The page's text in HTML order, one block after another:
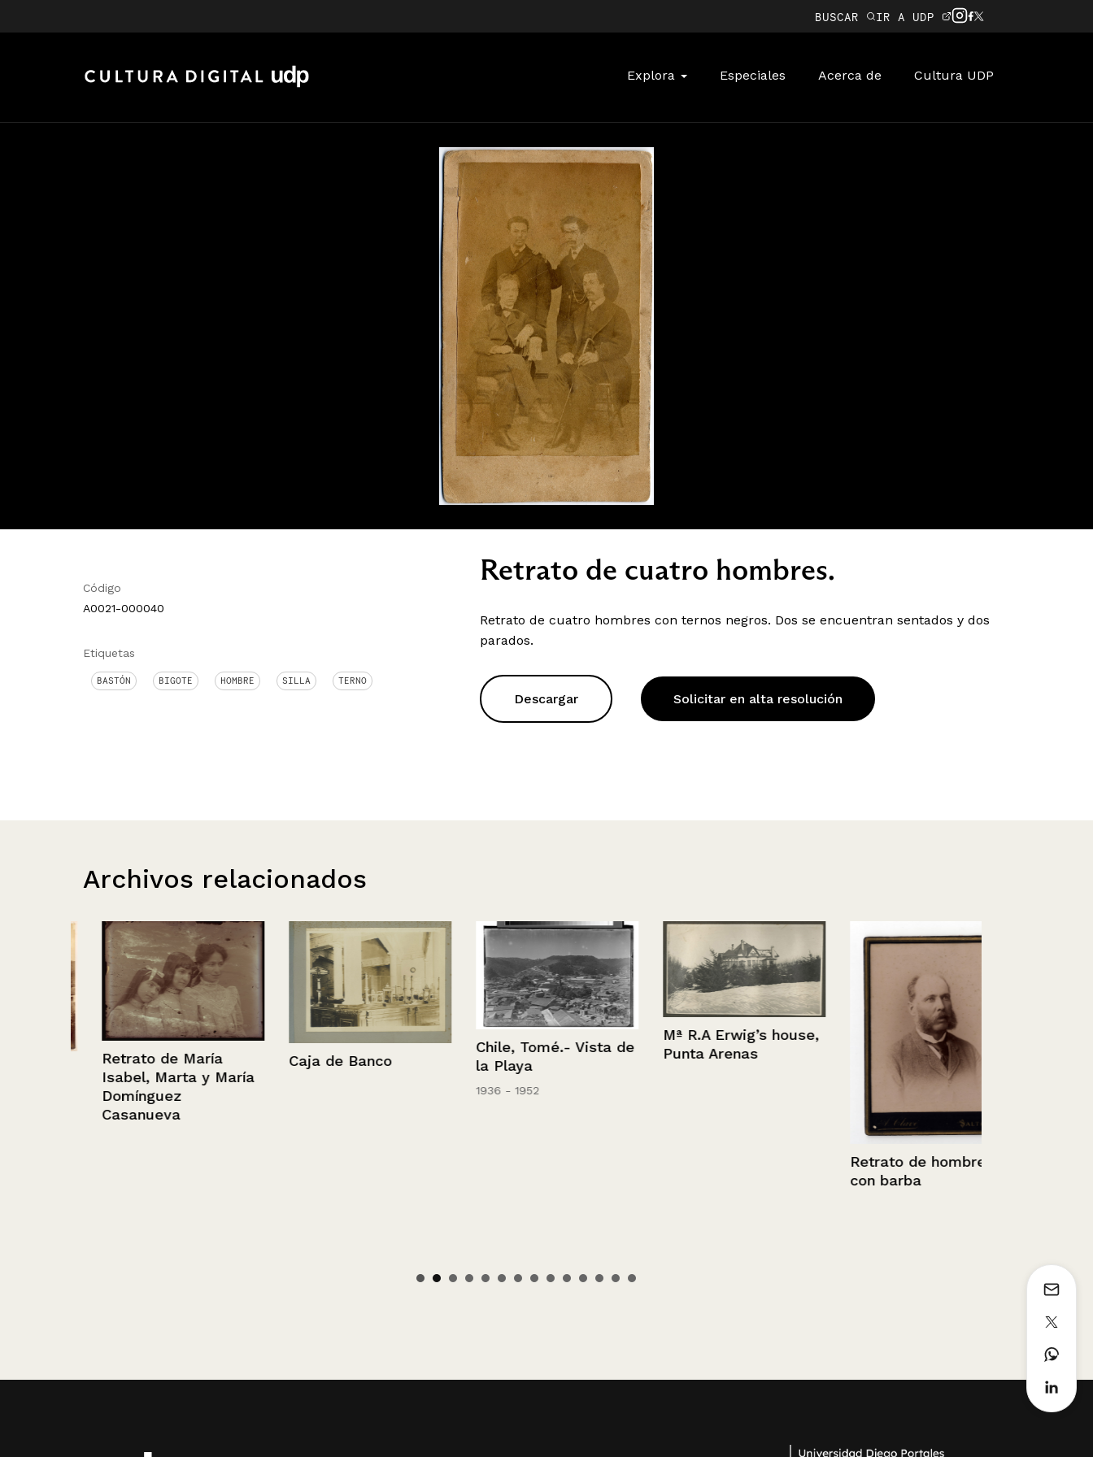
BUSCAR IR A UDP
Explora Especiales Acerca de Cultura UDP
Código
A0021-000040
Etiquetas
BASTÓN BIGOTE HOMBRE SILLA TERNO
Retrato de cuatro hombres.
Retrato de cuatro hombres con ternos negros. Dos se encuentran sentados y dos
parados.
Descargar Solicitar en alta resolución
Archivos relacionados
Retrato de María
Isabel, Marta y María
Domínguez
Casanueva
Caja de Banco
Chile, Tomé.- Vista de
la Playa
1936 - 1952
Mª R.A Erwig’s house,
Punta Arenas
Retrato de hombre
con barba